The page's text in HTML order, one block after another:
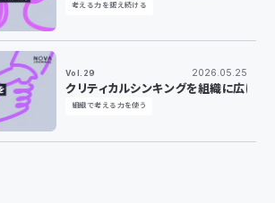
考える力を鍛え続ける
Vol.29 2026.05.25
クリティカルシンキングを組織に広げる
組織で考える力を使う